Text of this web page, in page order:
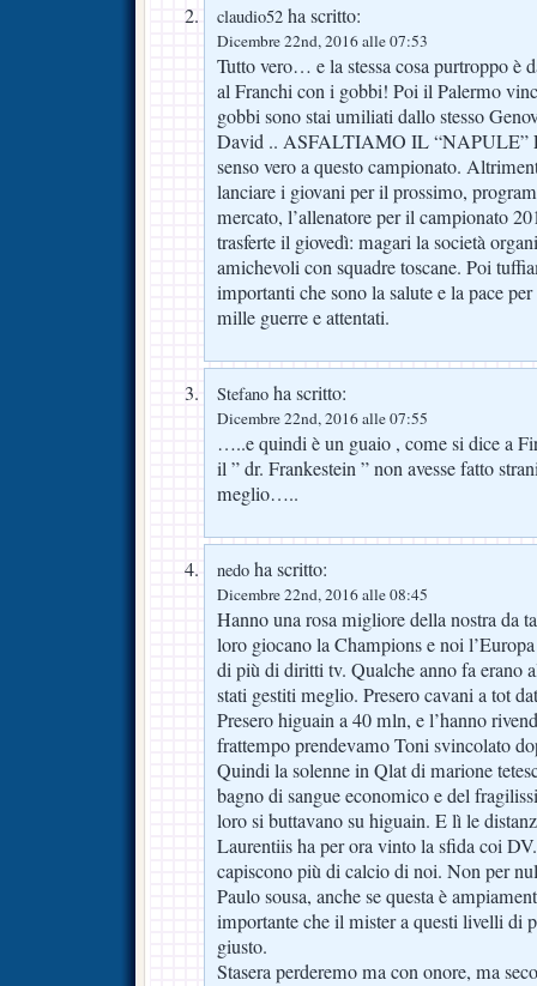
claudio52 ha scritto:
Dicembre 22nd, 2016 alle 07:53
Tutto vero… e la stessa cosa purtroppo è
al Franchi con i gobbi! Poi il Palermo
gobbi sono stai umiliati dallo stesso
David .. ASFALTIAMO IL “NAPULE”
senso vero a questo campionato.
lanciare i giovani per il prossimo,
mercato, l’allenatore per il campionato
trasferte il giovedì: magari la società
amichevoli con squadre toscane. Poi
importanti che sono la salute e la pace
mille guerre e attentati.
Stefano ha scritto:
Dicembre 22nd, 2016 alle 07:55
…..e quindi è un guaio , come si dice a
il ” dr. Frankestein ” non avesse fatto
meglio…..
nedo ha scritto:
Dicembre 22nd, 2016 alle 08:45
Hanno una rosa migliore della nostra da
loro giocano la Champions e noi
di più di diritti tv. Qualche anno fa erano
stati gestiti meglio. Presero cavani a tot
Presero higuain a 40 mln, e l’hanno
frattempo prendevamo Toni svincolato
Quindi la solenne in Qlat di marione
bagno di sangue economico e del
loro si buttavano su higuain. E lì le
Laurentiis ha per ora vinto la sfida coi
capiscono più di calcio di noi. Non per
Paulo sousa, anche se questa è
importante che il mister a questi livelli di
giusto.
Stasera perderemo ma con onore, ma